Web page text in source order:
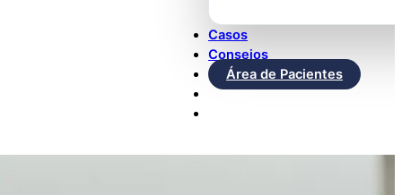
Casos
Consejos
Área de Pacientes